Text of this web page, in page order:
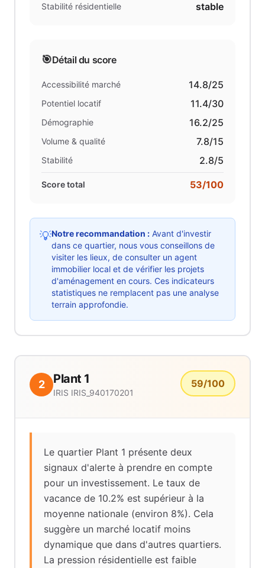
Stabilité résidentielle stable
🎯Détail du score
Accessibilité marché 14.8/25
Potentiel locatif 11.4/30
Démographie 16.2/25
Volume & qualité 7.8/15
Stabilité 2.8/5
Score total 53/100
💡Notre recommandation : Avant d'investir
dans ce quartier, nous vous conseillons de
visiter les lieux, de consulter un agent
immobilier local et de vérifier les projets
d'aménagement en cours. Ces indicateurs
statistiques ne remplacent pas une analyse
terrain approfondie.
2 Plant 1
IRIS IRIS_940170201
59/100
Le quartier Plant 1 présente deux
signaux d'alerte à prendre en compte
pour un investissement. Le taux de
vacance de 10.2% est supérieur à la
moyenne nationale (environ 8%). Cela
suggère un marché locatif moins
dynamique que dans d'autres quartiers.
La pression résidentielle est faible